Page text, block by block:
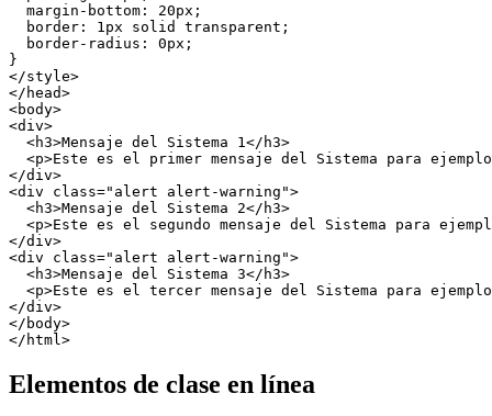
  margin-bottom: 20px;
  border: 1px solid transparent;
  border-radius: 0px;
}
</style>
</head>
<body>
<div>
  <h3>Mensaje del Sistema 1</h3>
<p>Este es el primer mensaje del Sistema para
</div>
<div class="alert alert-warning">
  <h3>Mensaje del Sistema 2</h3>
<p>Este es el segundo mensaje del Sistema para
</div>
<div class="alert alert-warning">
  <h3>Mensaje del Sistema 3</h3>
<p>Este es el tercer mensaje del Sistema para
</div>
</body>
</html>
Elementos de clase en línea